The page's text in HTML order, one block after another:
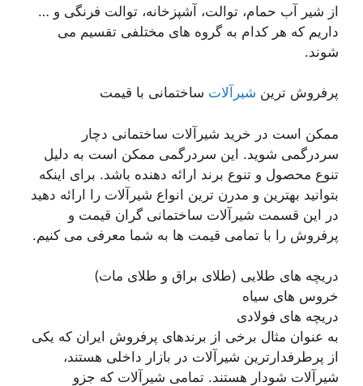
از شیر آب حمام، توالت، آشپزخانه، توالت فرنگی و …
داریم که هر کدام به گروه های مختلفی تقسیم می
شوند.
پرفروش ترین شیرآلات ساختمانی با قیمت
ممکن است در خرید شیرآلات ساختمانی دچار
سردرگمی شوید. این سردرگمی ممکن است به دلیل
تنوع محصول و تنوع برند ارائه دهنده باشد. برای اینکه
بتوانید بهترین و مدرن ترین انواع شیرآلات را ارائه دهید
در این قسمت شیرآلات ساختمانی گران قیمت و
پرفروش را با تمامی قیمت ها به شما معرفی می کنیم.
دریچه های طلایی (طلای براق و طلای مات)
خروس های سیاه
دریچه های فولادی
به عنوان مثال برخی از برندهای پرفروش ایران که یکی
از پرطرفدارترین شیرآلات در بازار داخلی هستند،
شیرآلات شودار هستند. تمامی شیرآلات که جزو